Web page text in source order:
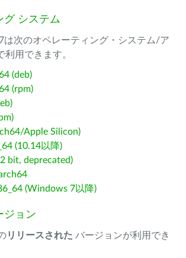
グ システム
は次のオペレーティング・システム/ア
利用できます。
(deb)
(rpm)
Apple Silicon)
(10.14以降)
bit, deprecated)
(Windows 7以降)
ジョン
リリースされた バージョンが利用でき